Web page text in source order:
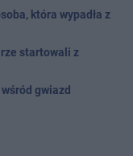
która wypadła z
startowali z
gwiazd